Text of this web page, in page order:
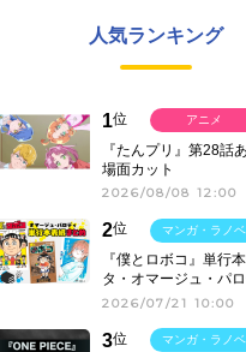
人気ランキング
1位
『たんプリ』第28話
場面カット
2026/08/08 12:00
アニメ
2位
『僕とロボコ』単行
タ・オマージュ・パ
2026/07/21 10:00
マンガ・ラノベ
3位
マンガ・ラノベ